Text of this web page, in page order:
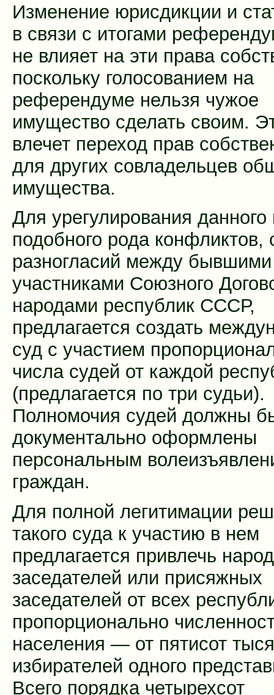
Изменение юрисдикции и
в связи с итогами
не влияет на эти права
поскольку голосованием на
референдуме нельзя чужое
имущество сделать своим.
влечет переход прав
для других совладельцев
имущества.
Для урегулирования данного
подобного рода конфликтов,
разногласий между бывшими
участниками Союзного
народами республик СССР,
предлагается создать
суд с участием
числа судей от каждой
(предлагается по три судьи).
Полномочия судей должны
документально оформлены
персональным
граждан.
Для полной легитимации
такого суда к участию в нем
предлагается привлечь
заседателей или присяжных
заседателей от всех
пропорционально
населения — от пятисот
избирателей одного
Всего порядка четырехсот